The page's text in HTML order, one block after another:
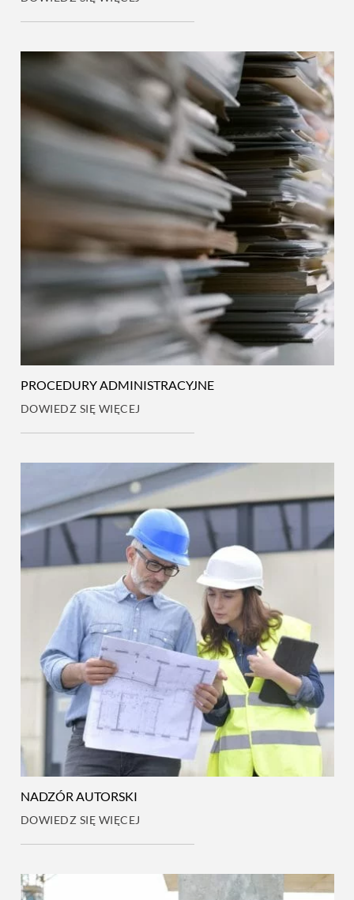
PROCEDURY ADMINISTRACYJNE
DOWIEDZ SIĘ WIĘCEJ
NADZÓR AUTORSKI
DOWIEDZ SIĘ WIĘCEJ